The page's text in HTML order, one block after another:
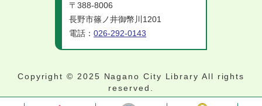
〒388-8006
長野市篠ノ井御幣川1201
電話： 026-292-0143
Copyright © 2025 Nagano City Library All rights
reserved.